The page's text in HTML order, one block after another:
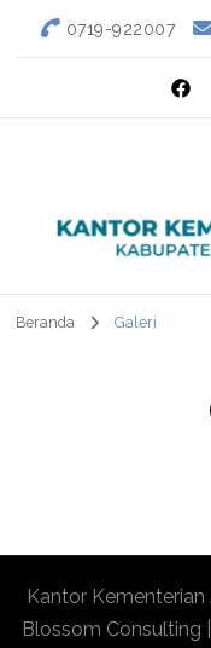
0719-922007
Kantor
Kabupaten
Beranda Galeri
Kantor
Blossom Consulting